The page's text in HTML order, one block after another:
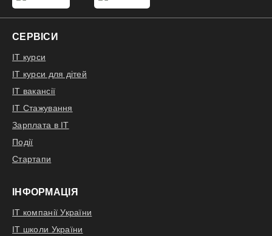
СЕРВІСИ
IT курси
IT курси для дітей
IT вакансії
IT Стажування
Зарплата в IT
Події
Стартапи
ІНФОРМАЦІЯ
IT компанії України
IT школи України